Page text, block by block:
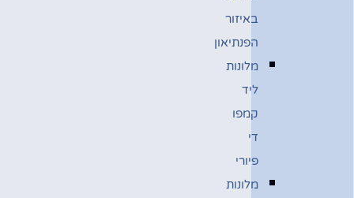
באיזור
הפנתיאון
מלונות
ליד
קמפו
די
פיורי
מלונות